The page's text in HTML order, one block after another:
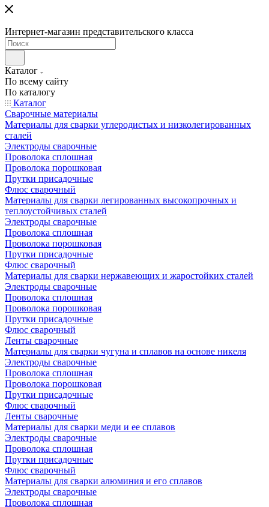
Интернет-магазин представительского класса
Каталог
По всему сайту
По каталогу
Каталог
Сварочные материалы
Материалы для сварки углеродистых и низколегированных
сталей
Электроды сварочные
Проволока сплошная
Проволока порошковая
Прутки присадочные
Флюс сварочный
Материалы для сварки легированных высокопрочных и
теплоустойчивых сталей
Электроды сварочные
Проволока сплошная
Проволока порошковая
Прутки присадочные
Флюс сварочный
Материалы для сварки нержавеющих и жаростойких сталей
Электроды сварочные
Проволока сплошная
Проволока порошковая
Прутки присадочные
Флюс сварочный
Ленты сварочные
Материалы для сварки чугуна и сплавов на основе никеля
Электроды сварочные
Проволока сплошная
Проволока порошковая
Прутки присадочные
Флюс сварочный
Ленты сварочные
Материалы для сварки меди и ее сплавов
Электроды сварочные
Проволока сплошная
Прутки присадочные
Флюс сварочный
Материалы для сварки алюминия и его сплавов
Электроды сварочные
Проволока сплошная